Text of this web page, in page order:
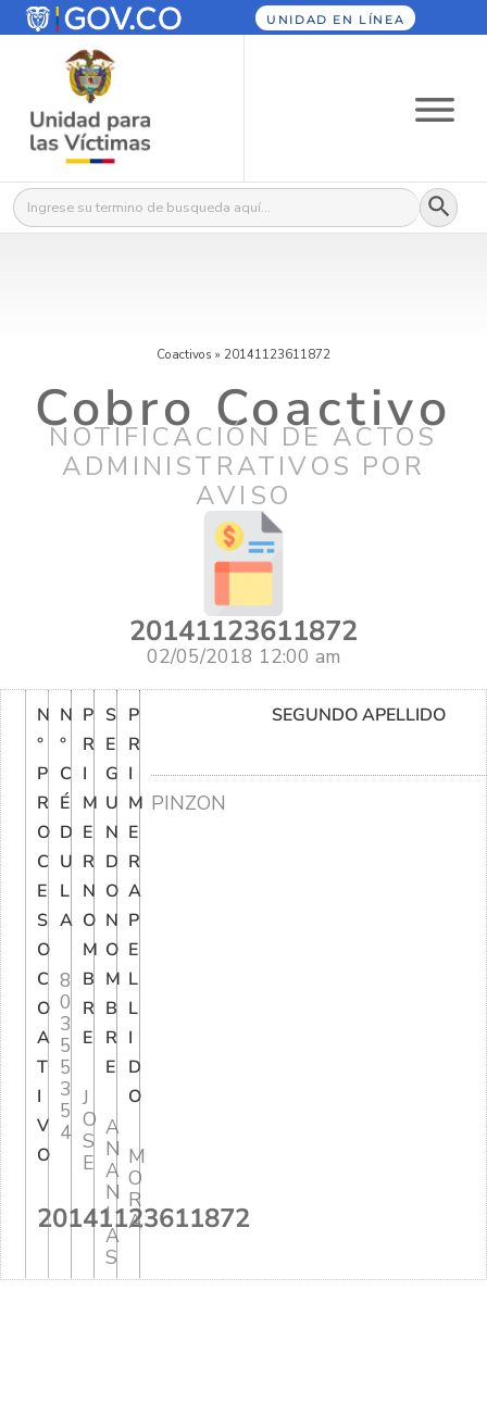
UNIDAD EN LÍNEA
Buscar: Botón
Coactivos » 20141123611872
Cobro Coactivo
NOTIFICACIÓN DE ACTOS
ADMINISTRATIVOS POR
AVISO
20141123611872
02/05/2018 12:00 am
N
°
P
R
O
C
E
S
O
C
O
A
T
I
V
O
20141123611872
N
°
C
É
D
U
L
A
8
0
3
5
5
3
5
4
P
R
I
M
E
R
N
O
M
B
R
E
J
O
S
E
S
E
G
U
N
D
O
N
O
M
B
R
E
A
N
A
N
I
A
S
P
R
I
M
E
R
A
P
E
L
L
I
D
O
M
O
R
A
SEGUNDO APELLIDO
PINZON